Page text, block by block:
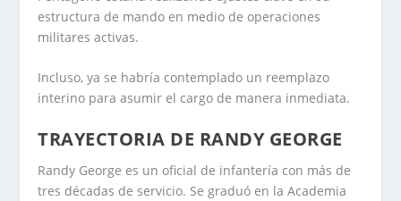
estructura de mando en medio de operaciones
militares activas.
Incluso, ya se habría contemplado un reemplazo
interino para asumir el cargo de manera inmediata.
TRAYECTORIA DE RANDY GEORGE
Randy George es un oficial de infantería con más de
tres décadas de servicio. Se graduó en la Academia